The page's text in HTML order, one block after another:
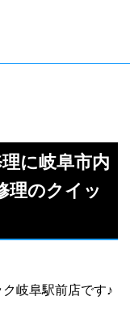
に岐阜市内
理のクイッ
岐阜駅前店です♪